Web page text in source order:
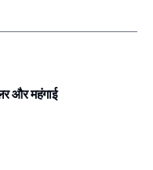
और महंगाई